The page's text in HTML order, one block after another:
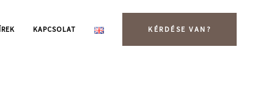
KAPCSOLAT KÉRDÉSE VAN?